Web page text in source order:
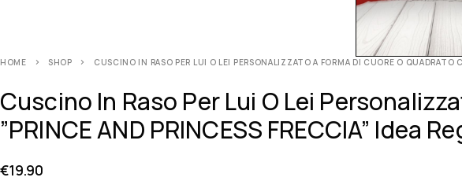
HOME SHOP CUSCINO IN RASO PER LUI O LEI PERSONALIZZATO A FORMA DI CUORE O
Cuscino In Raso Per Lui O Lei
”PRINCE AND PRINCESS FRECCIA” Idea
€19.90